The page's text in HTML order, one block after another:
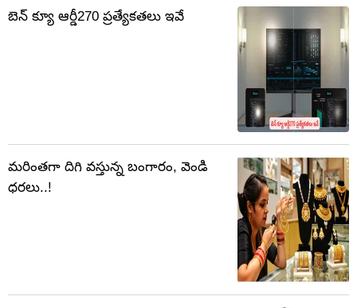
బెన్ క్యూ ఆర్డీ270 ప్రత్యేకతలు ఇవే
మరింతగా దిగి వస్తున్న బంగారం, వెండి
ధరలు..!